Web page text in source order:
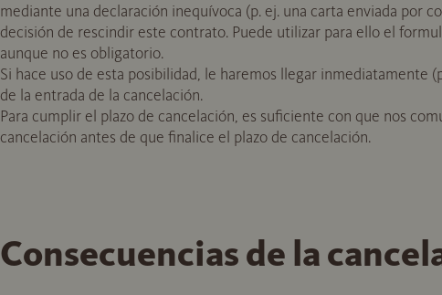
mediante una declaración inequívoca (p. ej. una carta enviada por
decisión de rescindir este contrato. Puede utilizar para ello el
aunque no es obligatorio.
Si hace uso de esta posibilidad, le haremos llegar inmediatamente
de la entrada de la cancelación.
Para cumplir el plazo de cancelación, es suficiente con que nos
cancelación antes de que finalice el plazo de cancelación.
Consecuencias de la